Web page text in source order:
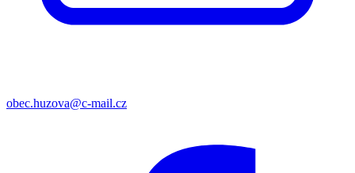
obec.huzova@c-mail.cz